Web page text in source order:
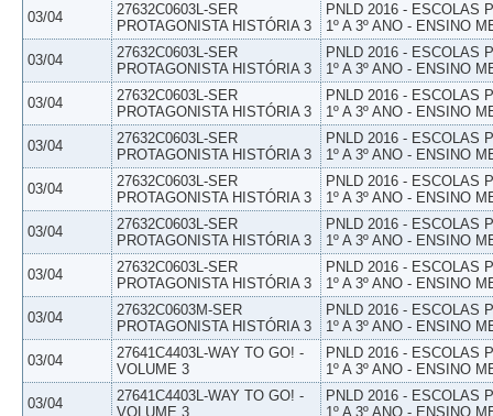
03/04
27632C0603L-SER
PROTAGONISTA HISTÓRIA 3
PNLD 2016 - ESCOLAS
1º A 3º ANO - ENSINO
03/04
27632C0603L-SER
PROTAGONISTA HISTÓRIA 3
PNLD 2016 - ESCOLAS
1º A 3º ANO - ENSINO
03/04
27632C0603L-SER
PROTAGONISTA HISTÓRIA 3
PNLD 2016 - ESCOLAS
1º A 3º ANO - ENSINO
03/04
27632C0603L-SER
PROTAGONISTA HISTÓRIA 3
PNLD 2016 - ESCOLAS
1º A 3º ANO - ENSINO
03/04
27632C0603L-SER
PROTAGONISTA HISTÓRIA 3
PNLD 2016 - ESCOLAS
1º A 3º ANO - ENSINO
03/04
27632C0603L-SER
PROTAGONISTA HISTÓRIA 3
PNLD 2016 - ESCOLAS
1º A 3º ANO - ENSINO
03/04
27632C0603L-SER
PROTAGONISTA HISTÓRIA 3
PNLD 2016 - ESCOLAS
1º A 3º ANO - ENSINO
03/04
27632C0603M-SER
PROTAGONISTA HISTÓRIA 3
PNLD 2016 - ESCOLAS
1º A 3º ANO - ENSINO
03/04
27641C4403L-WAY TO GO! -
VOLUME 3
PNLD 2016 - ESCOLAS
1º A 3º ANO - ENSINO
03/04
27641C4403L-WAY TO GO! -
VOLUME 3
PNLD 2016 - ESCOLAS
1º A 3º ANO - ENSINO